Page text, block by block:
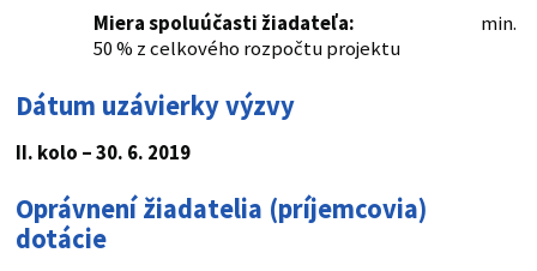
Miera spoluúčasti žiadateľa:
min.
50 % z celkového rozpočtu projektu
Dátum uzávierky výzvy
II. kolo – 30. 6. 2019
Oprávnení žiadatelia (príjemcovia)
dotácie